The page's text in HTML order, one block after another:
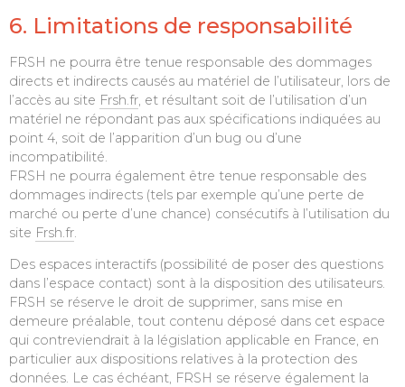
6. Limitations de responsabilité
FRSH ne pourra être tenue responsable des dommages
directs et indirects causés au matériel de l’utilisateur, lors de
l’accès au site Frsh.fr , et résultant soit de l’utilisation d’un
matériel ne répondant pas aux spécifications indiquées au
point 4, soit de l’apparition d’un bug ou d’une
incompatibilité.
FRSH ne pourra également être tenue responsable des
dommages indirects (tels par exemple qu’une perte de
marché ou perte d’une chance) consécutifs à l’utilisation du
site Frsh.fr
Des espaces interactifs (possibilité de poser des questions
dans l’espace contact) sont à la disposition des utilisateurs.
FRSH se réserve le droit de supprimer, sans mise en
demeure préalable, tout contenu déposé dans cet espace
qui contreviendrait à la législation applicable en France, en
particulier aux dispositions relatives à la protection des
données. Le cas échéant, FRSH se réserve également la